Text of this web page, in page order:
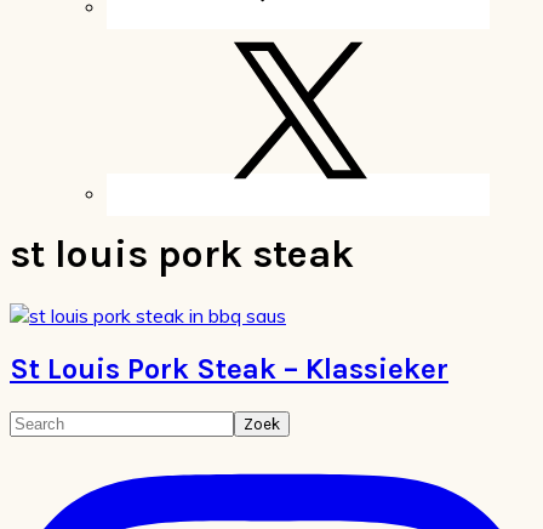
st louis pork steak
St Louis Pork Steak – Klassieker
Primaire
Search